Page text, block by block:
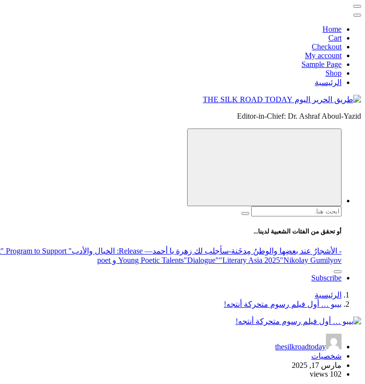
Home
Cart
Checkout
My account
Sample Page
Shop
الرئيسية
Editor-in-Chief: Dr. Ashraf Aboul-Yazid
البحث
أو تحقق من الفئات الشعبية لدينا...
- الأشجارُ عند بعضِها والوطنُ مِدخَنة-سأجلب لك زهرة يا أحمد— Release : الخيال والأدب" inviting poets and writers from around the world to participate in Kazakh
Program to Support
Young Poetic Talents"Dialogue""Literary Asia 2025"Nikolay Gumilyov و poet
Subscribe
الرئيسية
بيبو … أول فيلم رسوم متحركة أنتجه!
thesilkroadtoday
شخصيات
مارس 17, 2025
102 views